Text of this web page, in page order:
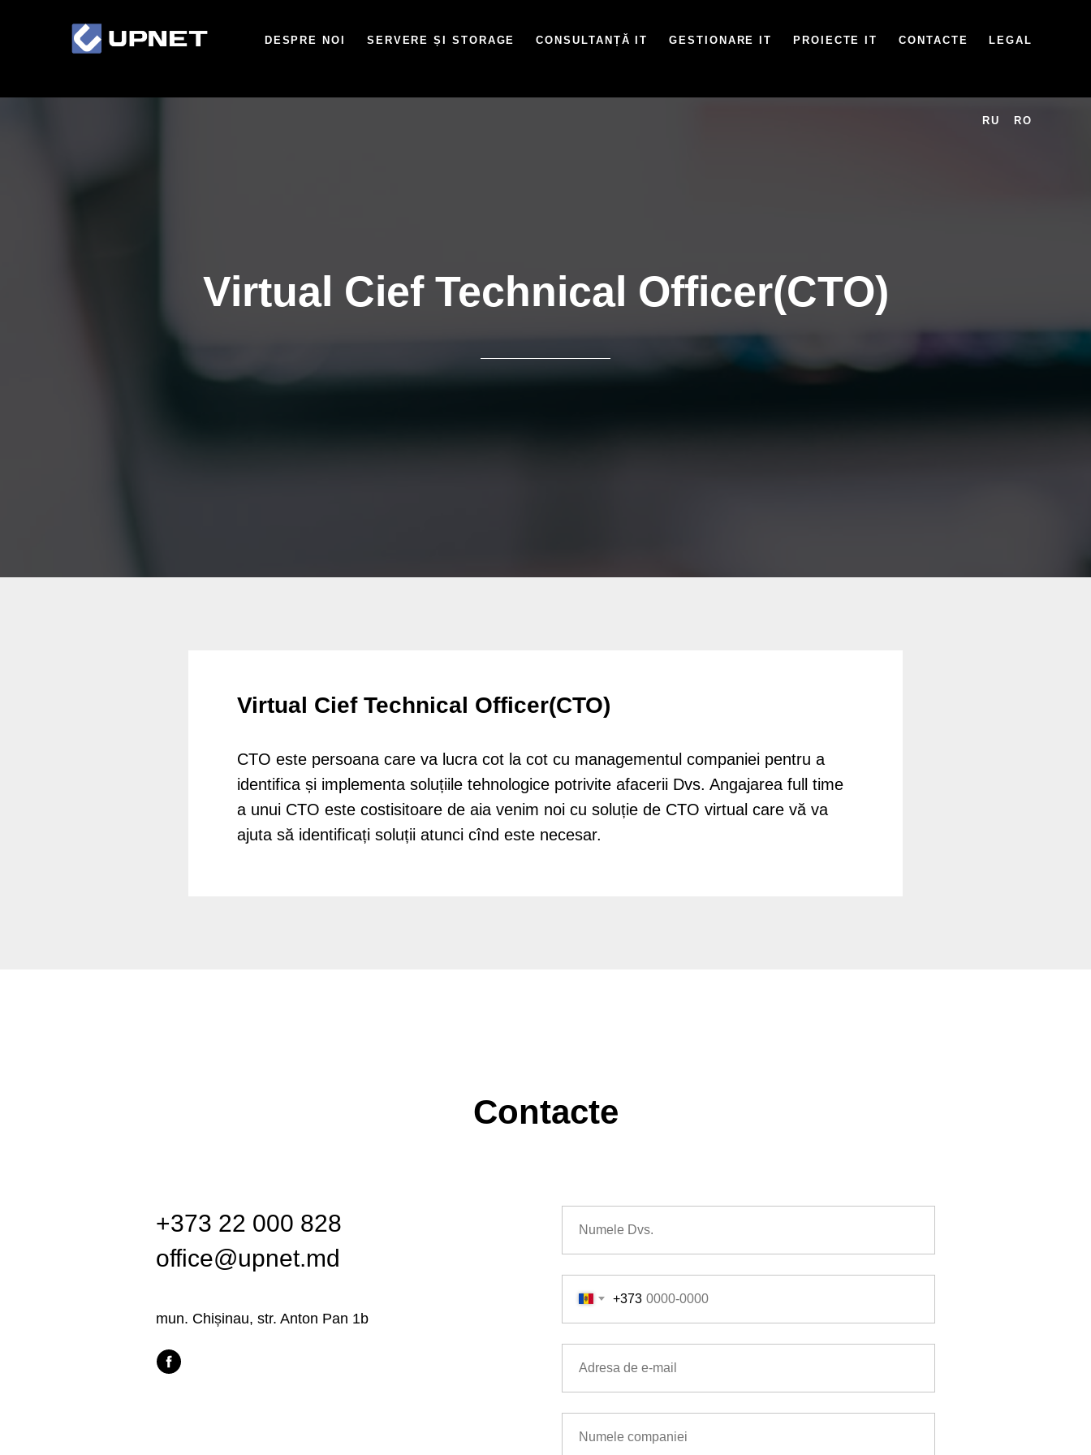
DESPRE NOI SERVERE ȘI STORAGE CONSULTANȚĂ IT GESTIONARE IT PROIECTE IT CONTACTE LEGAL
RU RO
Virtual Cief Technical Officer(CTO)
Virtual Cief Technical Officer(CTO)
CTO este persoana care va lucra cot la cot cu managementul companiei pentru a
identifica și implementa soluțiile tehnologice potrivite afacerii Dvs. Angajarea full time
a unui CTO este costisitoare de aia venim noi cu soluție de CTO virtual care vă va
ajuta să identificați soluții atunci cînd este necesar.
Contacte
+373 22 000 828
office@upnet.md
mun. Chișinau, str. Anton Pan 1b
+373